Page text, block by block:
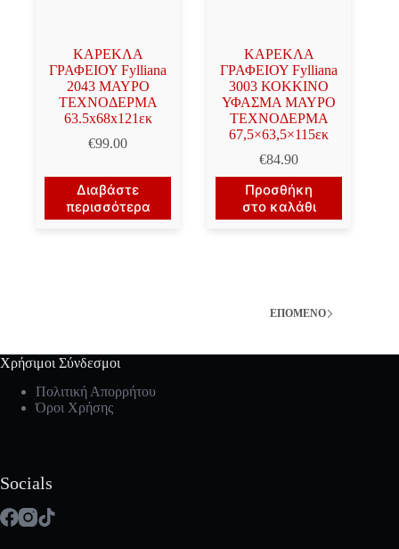
ΚΑΡΕΚΛΑ
ΓΡΑΦΕΙΟΥ Fylliana
2043 ΜΑΥΡΟ
ΤΕΧΝΟΔΕΡΜΑ
63.5x68x121εκ
€99.00
Διαβάστε
περισσότερα
ΚΑΡΕΚΛΑ
ΓΡΑΦΕΙΟΥ Fylliana
3003 ΚΟΚΚΙΝΟ
ΥΦΑΣΜΑ ΜΑΥΡΟ
ΤΕΧΝΟΔΕΡΜΑ
67,5×63,5×115εκ
€84.90
Προσθήκη
στο καλάθι
ΕΠΌΜΕΝΟ
Χρήσιμοι Σύνδεσμοι
Πολιτική Απορρήτου
Όροι Χρήσης
Socials